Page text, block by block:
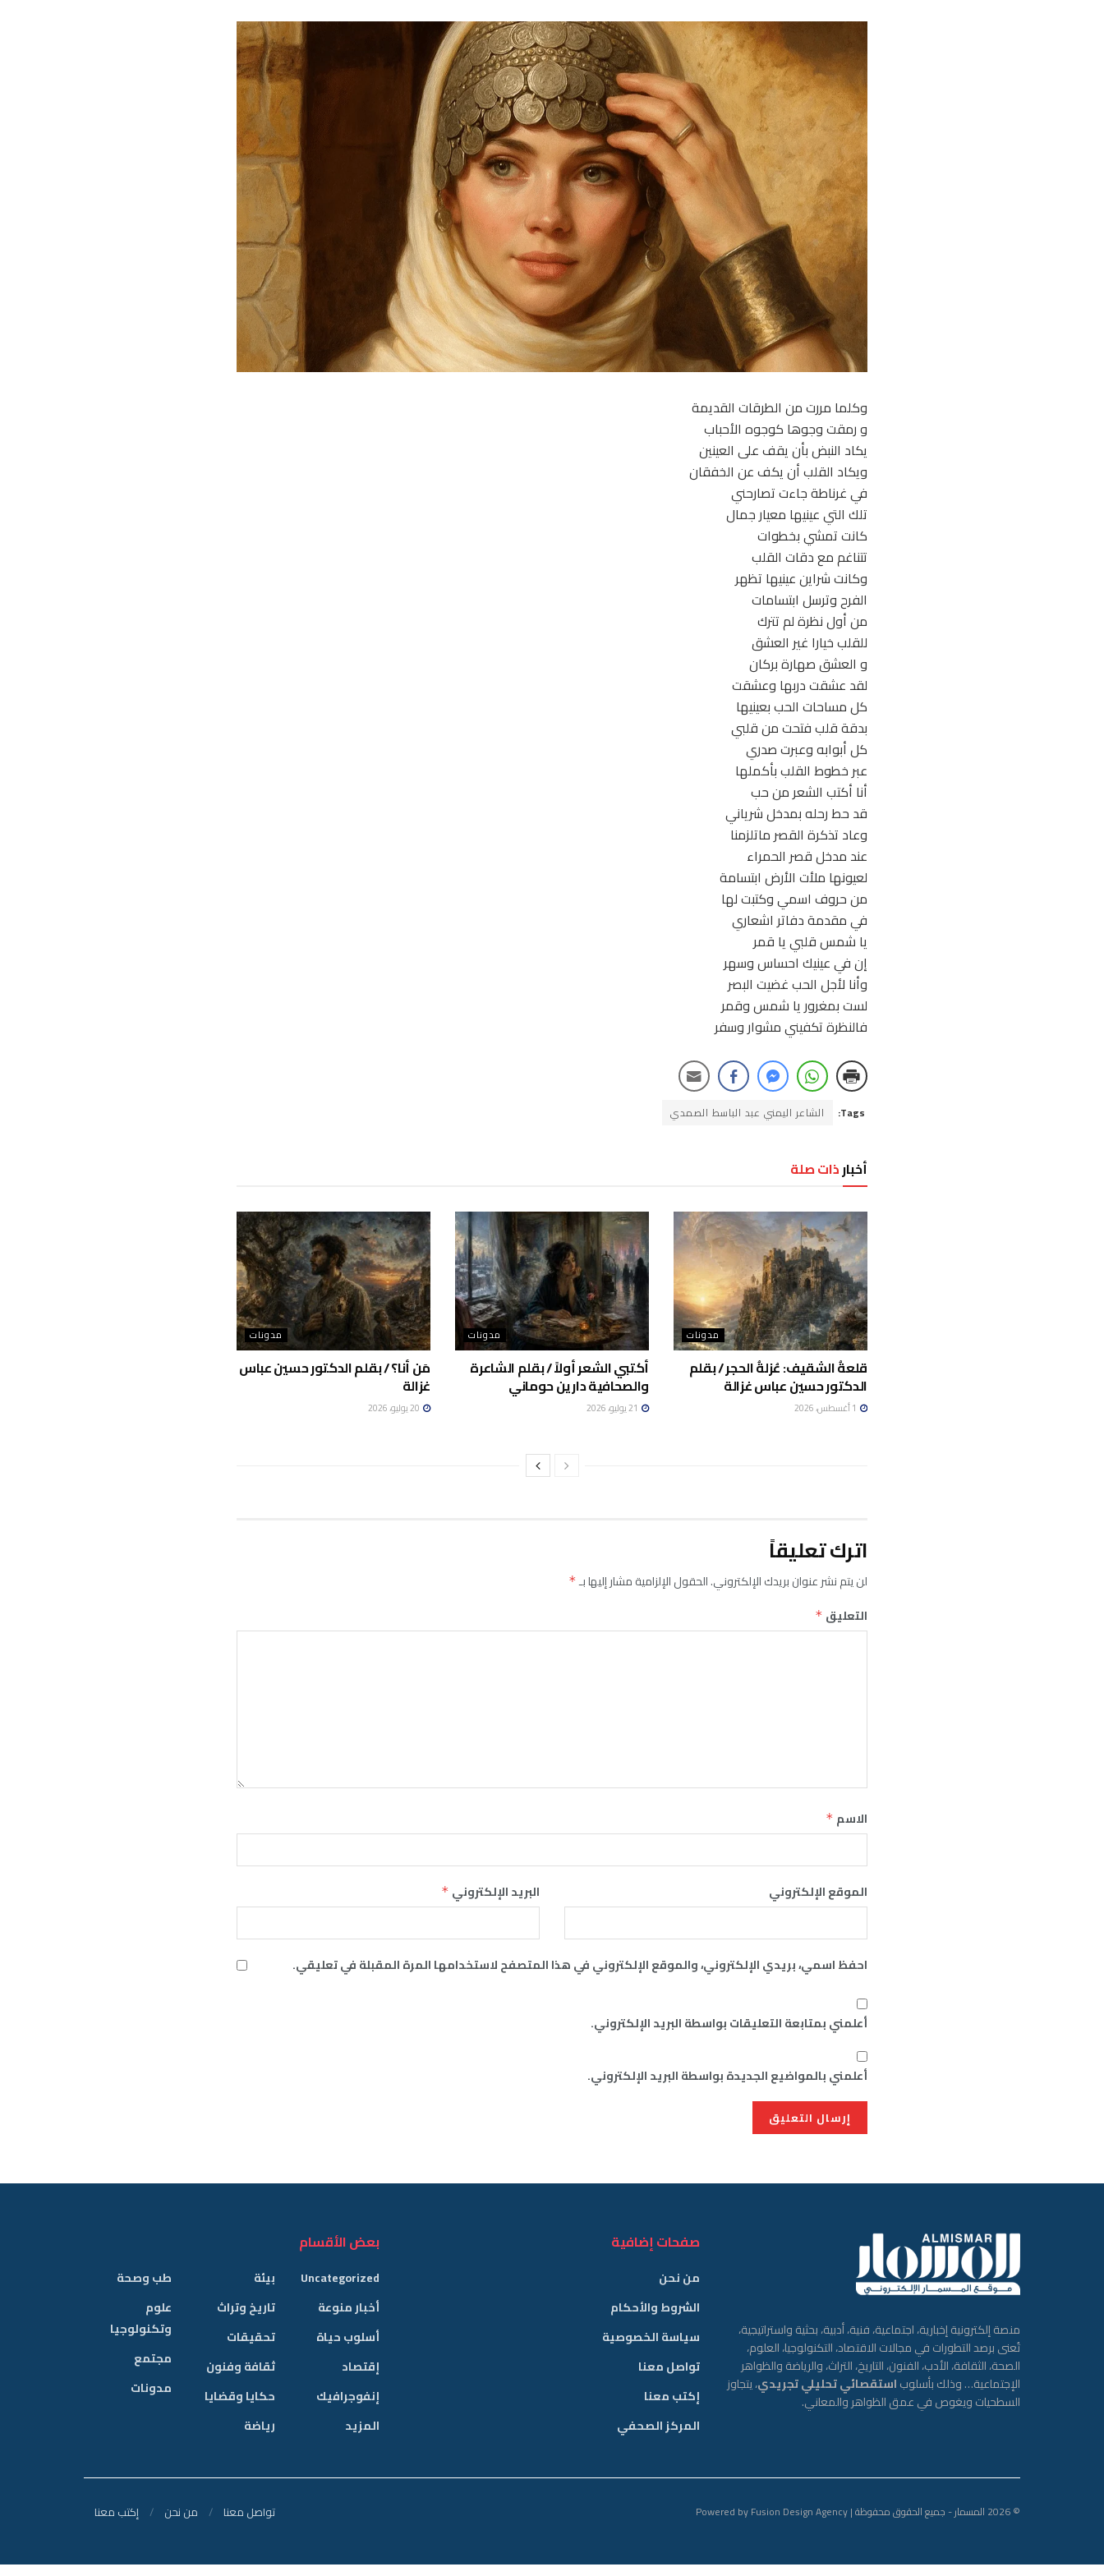
وكلما مررت من الطرقات القديمة
و رمقت وجوها كوجوه الأحباب
يكاد النبض بأن يقف على العينين
ويكاد القلب أن يكف عن الخفقان
في غرناطة جاءت تصارحني
تلك التي عينيها معيار جمال
كانت تمشي بخطوات
تتناغم مع دقات القلب
وكانت شراين عينيها تظهر
الفرح وترسل ابتسامات
من أول نظرة لم تترك
للقلب خيارا غير العشق
و العشق صهارة بركان
لقد عشقت دربها وعشقت
كل مساحات الحب بعينيها
بدقة قلب فتحت من قلبي
كل أبوابه وعبرت صدري
عبر خطوط القلب بأكملها
أنا أكتب الشعر من حب
قد حط رحله بمدخل شرياني
وعاد تذكرة القصر ماتلزمنا
عند مدخل قصر الحمراء
لعيونها ملأت الأرض ابتسامة
من حروف اسمي وكتبت لها
في مقدمة دفاتر اشعاري
يا شمس قلبي يا قمر
إن في عينيك احساس وسهر
وأنا لأجل الحب غضيت البصر
لست بمغرور يا شمس وقمر
فالنظرة تكفيني مشوار وسفر
Tags: الشاعر اليمني عبد الباسط الصمدي
أخبارذات صلة
مدونات
قلعةُ الشقيف: عُزلةُ الحجر / بقلم
الدكتور حسين عباس غزالة
مدونات
أكتبي الشعر أولاً / بقلم الشاعرة
والصحافية دارين حوماني
مدونات
مَن أنا؟ / بقلم الدكتور حسين عباس
غزالة
اترك تعليقاً
لن يتم نشر عنوان بريدك الإلكتروني.الحقول الإلزامية مشار إليها بـ*
التعليق *
الاسم *
البريد الإلكتروني * الموقع الإلكتروني
احفظ اسمي، بريدي الإلكتروني، والموقع الإلكتروني في هذا المتصفح لاستخدامها المرة المقبلة في تعليقي.
أعلمني بمتابعة التعليقات بواسطة البريد الإلكتروني.
أعلمني بالمواضيع الجديدة بواسطة البريد الإلكتروني.
منصة إلكترونية إخبارية، اجتماعية، فنية، أدبية، بحثية واستراتيجية،
تُعنى برصد التطورات في مجالات الاقتصاد، التكنولوجيا، العلوم،
الصحة، الثقافة، الأدب، الفنون، التاريخ، التراث، والرياضة والظواهر
الإجتماعية… وذلك بأسلوباستقصائي تحليلي تجريدي، يتجاوز
السطحيات ويغوص في عمق الظواهر والمعاني.
صفحات إضافية
من نحن
الشروط والأحكام
سياسة الخصوصية
تواصل معنا
إكتب معنا
المركز الصحفي
بعض الأقسام
Uncategorized
أخبار منوعة
أسلوب حياة
إقتصاد
إنفوجرافيك
المزيد
بيئة
تاريخ وتراث
تحقيقات
ثقافة وفنون
حكايا وقضايا
رياضة
طب وصحة
علوم
وتكنولوجيا
مجتمع
مدونات
تواصل معنا من نحن إكتب معنا